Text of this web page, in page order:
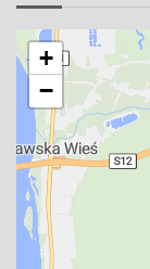
+
−